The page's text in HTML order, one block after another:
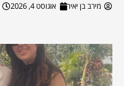
מירב בן יאיר אוגוסט 4, 2026